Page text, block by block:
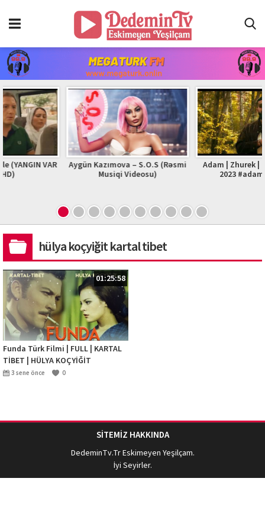
VAR
Aygün Kazımova – S.O.S (Rəsmi
Musiqi Videosu)
Adam | Zhurek | Official
2023 #adam
hülya koçyiğit kartal tibet
01:25:58
Funda Türk Filmi | FULL | KARTAL
TİBET | HÜLYA KOÇYİĞİT
3 sene önce 0
SİTEMİZ HAKKINDA
DedeminTv.TrEskimeyen Yeşilçam.
İyi Seyirler.